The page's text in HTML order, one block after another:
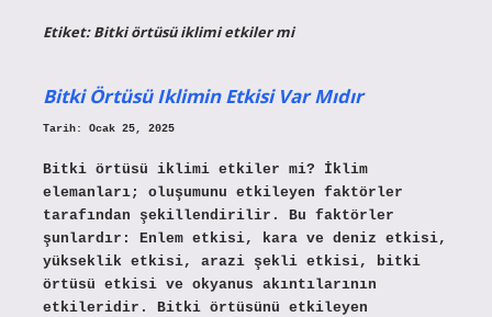
Etiket:Bitki örtüsü iklimi etkiler mi
Bitki Örtüsü Iklimin Etkisi Var Mıdır
Tarih: Ocak 25, 2025
Bitki örtüsü iklimi etkiler mi? İklim
elemanları; oluşumunu etkileyen faktörler
tarafından şekillendirilir. Bu faktörler
şunlardır: Enlem etkisi, kara ve deniz etkisi,
yükseklik etkisi, arazi şekli etkisi, bitki
örtüsü etkisi ve okyanus akıntılarının
etkileridir. Bitki örtüsünü etkileyen